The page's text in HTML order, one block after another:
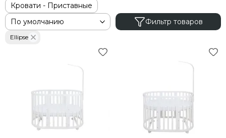
Кровати - Приставные
Фильтр товаров
Ellipse